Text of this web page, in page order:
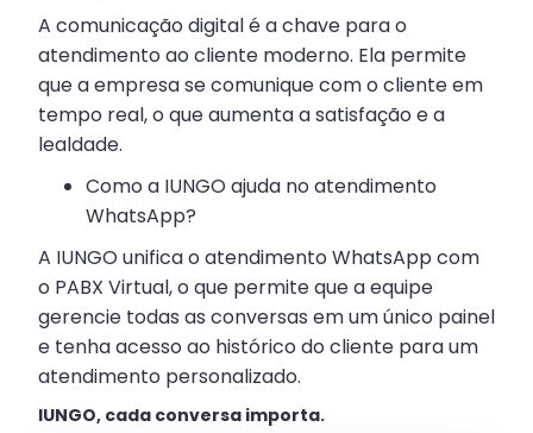
A comunicação digital é a chave para o
atendimento ao cliente moderno. Ela permite
que a empresa se comunique com o cliente em
tempo real, o que aumenta a satisfação e a
lealdade.
Como a IUNGO ajuda no atendimento
WhatsApp?
A IUNGO unifica o atendimento WhatsApp com
o PABX Virtual, o que permite que a equipe
gerencie todas as conversas em um único painel
e tenha acesso ao histórico do cliente para um
atendimento personalizado.
IUNGO, cada conversa importa.